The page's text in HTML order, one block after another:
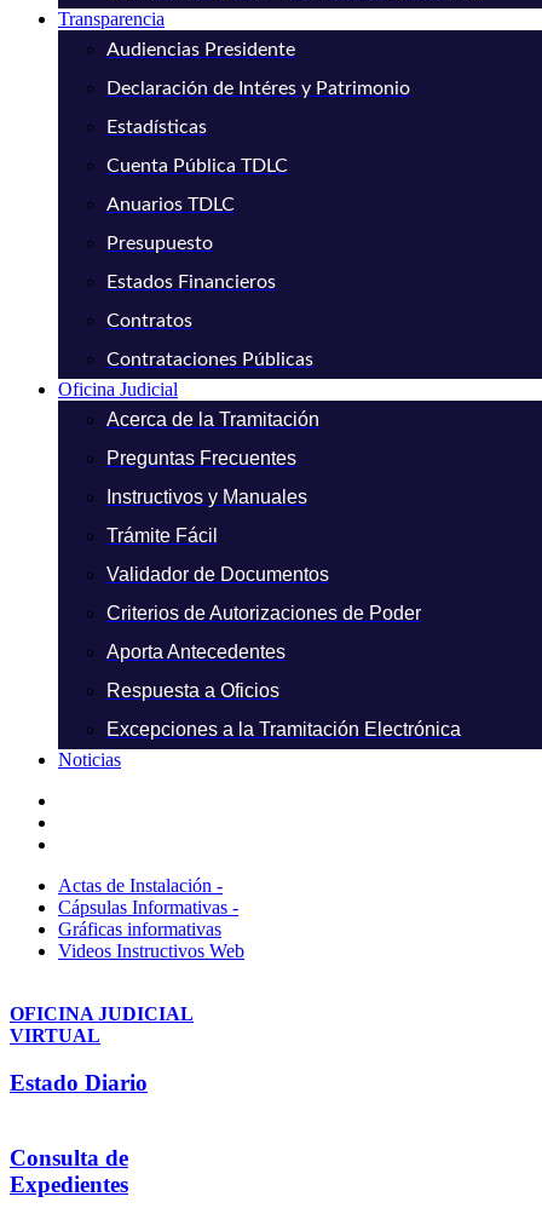
Transparencia
Audiencias Presidente
Declaración de Intéres y Patrimonio
Estadísticas
Cuenta Pública TDLC
Anuarios TDLC
Presupuesto
Estados Financieros
Contratos
Contrataciones Públicas
Oficina Judicial
Acerca de la Tramitación
Preguntas Frecuentes
Instructivos y Manuales
Trámite Fácil
Validador de Documentos
Criterios de Autorizaciones de Poder
Aporta Antecedentes
Respuesta a Oficios
Excepciones a la Tramitación Electrónica
Noticias
Actas de Instalación -
Cápsulas Informativas -
Gráficas informativas
Videos Instructivos Web
OFICINA JUDICIAL
VIRTUAL
Estado Diario
Consulta de
Expedientes